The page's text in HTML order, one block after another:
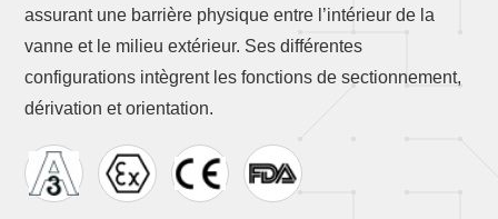
assurant une barrière physique entre l’intérieur de la
vanne et le milieu extérieur. Ses différentes
configurations intègrent les fonctions de sectionnement,
dérivation et orientation.